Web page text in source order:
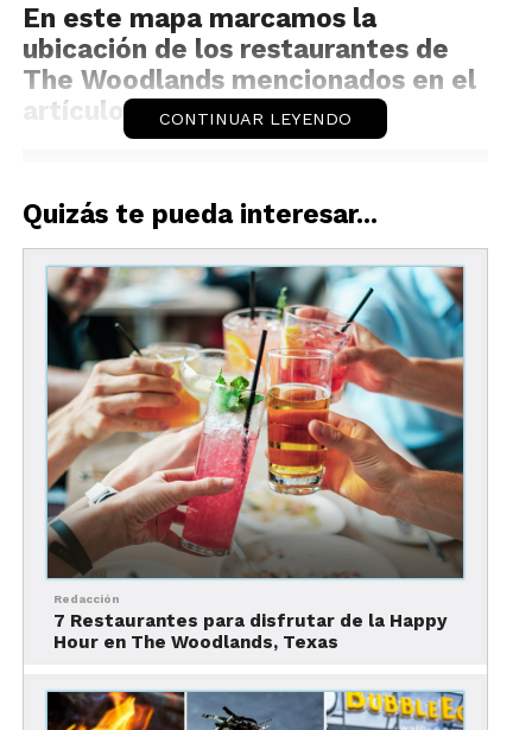
En este mapa marcamos la
ubicación de los restaurantes de
The Woodlands mencionados en el
artículo.
CONTINUAR LEYENDO
Quizás te pueda interesar...
Redacción
7 Restaurantes para disfrutar de la Happy
Hour en The Woodlands, Texas